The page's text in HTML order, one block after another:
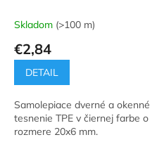
Skladom (>100 m)
€2,84
DETAIL
Samolepiace dverné a okenné
tesnenie TPE v čiernej farbe o
rozmere 20x6 mm.